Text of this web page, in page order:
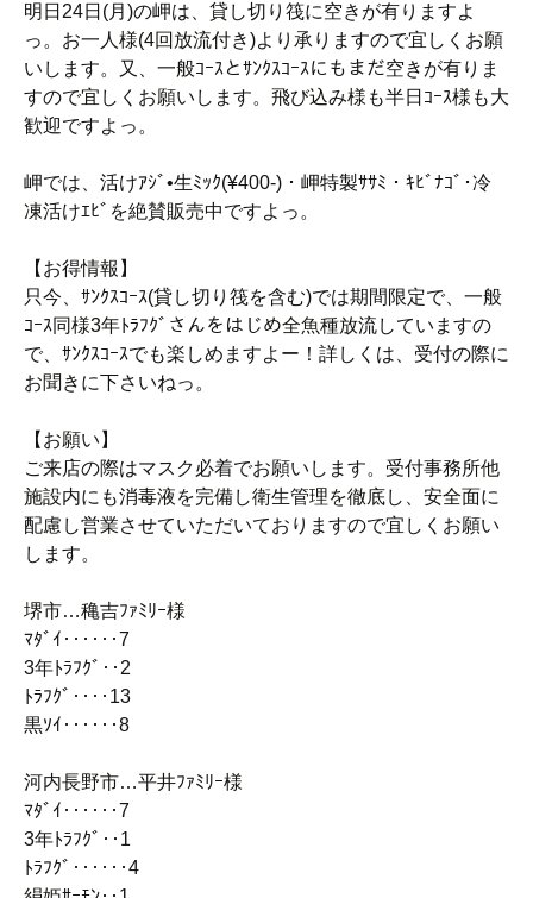
明日24日(月)の岬は、貸し切り筏に空きが有りますよ
っ。お一人様(4回放流付き)より承りますので宜しくお願
いします。又、一般ｺｰｽとｻﾝｸｽｺｰｽにもまだ空きが有りま
すので宜しくお願いします。飛び込み様も半日ｺｰｽ様も大
歓迎ですよっ。
岬では、活けｱｼﾞ•生ﾐｯｸ(¥400-)・岬特製ｻｻﾐ・ｷﾋﾞﾅｺﾞ･冷
凍活けｴﾋﾞを絶賛販売中ですよっ。
【お得情報】
只今、ｻﾝｸｽｺｰｽ(貸し切り筏を含む)では期間限定で、一般
ｺｰｽ同様3年ﾄﾗﾌｸﾞさんをはじめ全魚種放流していますの
で、ｻﾝｸｽｺｰｽでも楽しめますよー！詳しくは、受付の際に
お聞きに下さいねっ。
【お願い】
ご来店の際はマスク必着でお願いします。受付事務所他
施設内にも消毒液を完備し衛生管理を徹底し、安全面に
配慮し営業させていただいておりますので宜しくお願い
します。
堺市…穐吉ﾌｧﾐﾘｰ様
ﾏﾀﾞｲ‥‥‥7
3年ﾄﾗﾌｸﾞ‥2
ﾄﾗﾌｸﾞ‥‥13
黒ｿｲ‥‥‥8
河内長野市…平井ﾌｧﾐﾘｰ様
ﾏﾀﾞｲ‥‥‥7
3年ﾄﾗﾌｸﾞ‥1
ﾄﾗﾌｸﾞ‥‥‥4